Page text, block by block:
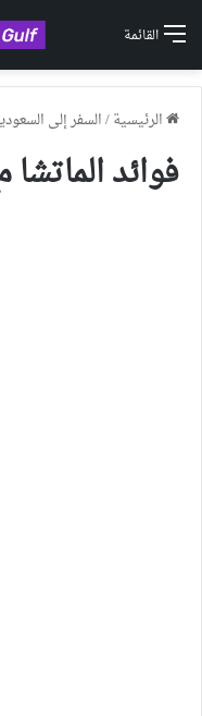
القائمة
الرئيسية/السفر إلى
فوائد